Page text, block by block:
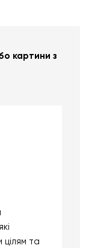
картини з
цілям та